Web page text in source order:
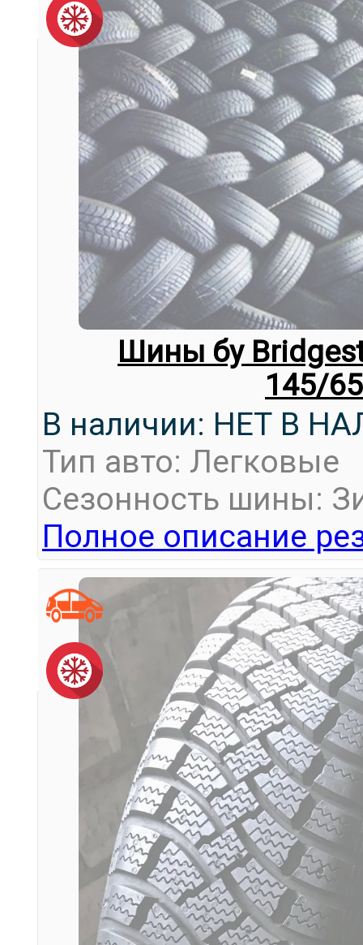
Шины бу
145/
В наличии: НЕТ В
Тип авто: Легковые
Сезонность шины:
Полное описание